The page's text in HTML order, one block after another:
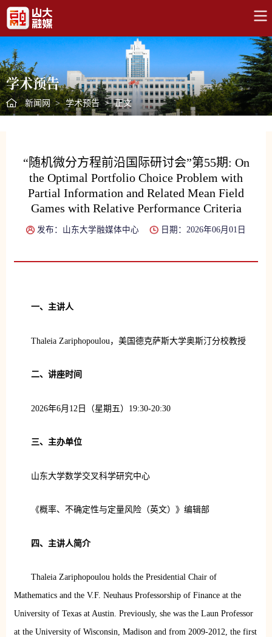
学术预告
新闻网 > 学术预告 > 正文
“随机微分方程前沿国际研讨会”第55期: On
the Optimal Portfolio Choice Problem with
Partial Information and Related Mean Field
Games with Relative Performance Criteria
发布：山东大学融媒体中心 日期：2026年06月01日
一、主讲人
Thaleia Zariphopoulou，美国德克萨斯大学奥斯汀分校教授
二、讲座时间
2026年6月12日（星期五）19:30-20:30
三、 主办单位
山东大学数学交叉科学研究中心
《概率、不确定性与定量风险（英文）》编辑部
四、主讲人简介
Thaleia Zariphopoulou holds the Presidential Chair of
Mathematics and the V.F. Neuhaus Professorship of Finance at the
University of Texas at Austin. Previously, she was the Laun Professor
at the University of Wisconsin, Madison and from 2009-2012, the first